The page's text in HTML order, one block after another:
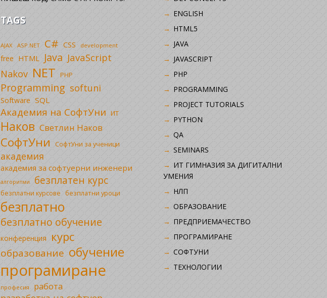
TAGS
AJAX ASP.NET C# CSS development
free HTML Java JavaScript
Nakov NET PHP
Programming softuni
Software SQL
Академия на СофтУни ИТ
Наков Светлин Наков
СофтУни СофтУни за ученици
академия
академия за софтуерни инженери
алгоритми безплатен курс
безплатни курсове безплатни уроци
безплатно
безплатно обучение
конференция курс
образование обучение
програмиране
професия работа
ENGLISH
HTML5
JAVA
JAVASCRIPT
PHP
PROGRAMMING
PROJECT TUTORIALS
PYTHON
QA
SEMINARS
ИТ ГИМНАЗИЯ ЗА ДИГИТАЛНИ
УМЕНИЯ
НЛП
ОБРАЗОВАНИЕ
ПРЕДПРИЕМАЧЕСТВО
ПРОГРАМИРАНЕ
СОФТУНИ
ТЕХНОЛОГИИ